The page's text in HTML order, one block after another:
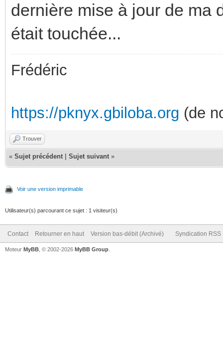
dernière mise à jour de ma
était touchée...
Frédéric
https://pknyx.gbiloba.org (de
Trouver
« Sujet précédent Sujet suivant »
Voir une version imprimable
Utilisateur(s) parcourant ce sujet : 1 visiteur(s)
Contact Retourner en haut Version bas-débit (Archivé) Syndication RSS
Moteur MyBB , © 2002-2026 MyBB Group